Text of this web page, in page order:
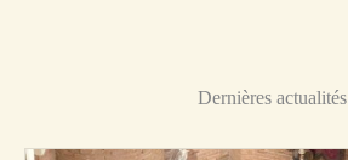
Dernières actualités